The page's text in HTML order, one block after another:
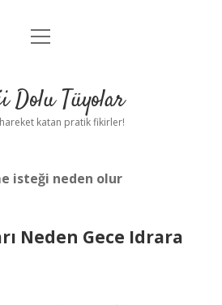
Anasayfa
Yasal Uyarı
menüyü
Dolu Tüyolar
katan pratik fikirler!
isteği neden olur
Neden Gece Idrara